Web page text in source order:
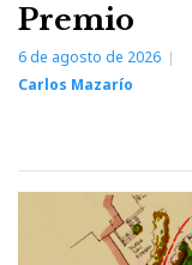
Premio
6 de agosto de 2026
Carlos Mazarío